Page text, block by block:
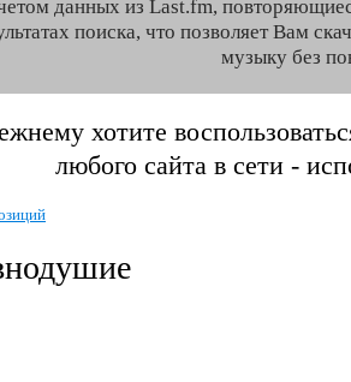
данных из Last.fm,
поиска, что позволяет Вам
музыку без
хотите
любого сайта в сети -